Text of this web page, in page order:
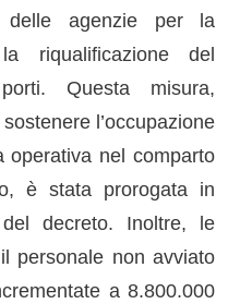
agenzie per la
riqualiﬁcazione del
Questa misura,
l’occupazione
operativa nel comparto
è stata prorogata in
decreto. Inoltre, le
personale non avviato
a 8.800.000